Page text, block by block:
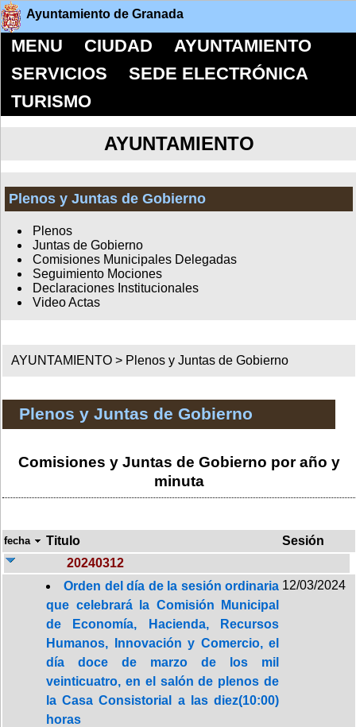
Ayuntamiento de Granada
MENU CIUDAD
AYUNTAMIENTO
SERVICIOS
SEDE ELECTRÓNICA
TURISMO
AYUNTAMIENTO
Plenos y Juntas de Gobierno
Plenos
Juntas de Gobierno
Comisiones Municipales Delegadas
Seguimiento Mociones
Declaraciones Institucionales
Video Actas
AYUNTAMIENTO > Plenos y Juntas de Gobierno
Plenos y Juntas de Gobierno
Comisiones y Juntas de Gobierno por año y
minuta
fecha Titulo
Sesión
20240312
Orden del día de la sesión ordinaria
que celebrará la Comisión Municipal
de Economía, Hacienda, Recursos
Humanos, Innovación y Comercio, el
día doce de marzo de los mil
veinticuatro, en el salón de plenos de
la Casa Consistorial a las diez(10:00)
horas
12/03/2024